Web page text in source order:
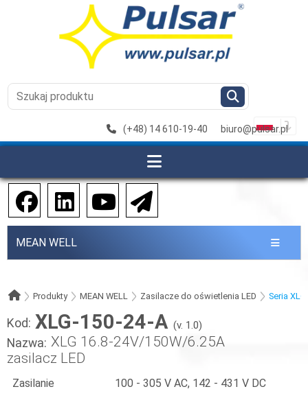
(+48) 14 610-19-40 biuro@pulsar.pl
MEAN WELL
Produkty MEAN WELL Zasilacze do oświetlenia LED Seria XLG
Kod: XLG-150-24-A (v. 1.0)
Nazwa: XLG 16.8-24V/150W/6.25A
zasilacz LED
Zasilanie 100 - 305 V AC, 142 - 431 V DC